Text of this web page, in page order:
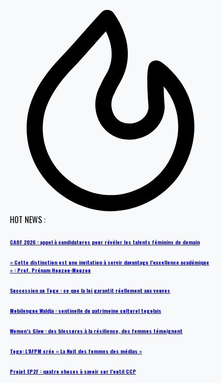
HOT NEWS :
CAOF 2026 : appel à candidatures pour révéler les talents féminins de demain
« Cette distinction est une invitation à servir davantage l’excellence académique
» : Prof. Prénam Houzou-Mouzou
Succession au Togo : ce que la loi garantit réellement aux veuves
Mobilengue Waldja : sentinelle du patrimoine culturel togolais
Women’s Glow : des blessures à la résilience, des femmes témoignent
Togo: L’AFPM crée « La Nuit des femmes des médias »
Projet EP2F : quatre choses à savoir sur l’outil CCP